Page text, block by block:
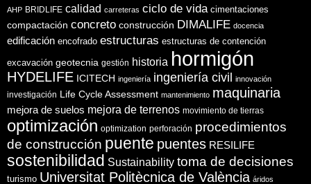
AHP BRIDLIFE calidad carreteras ciclo de vida cimentaciones
compactación concreto construcción DIMALIFE docencia
edificación encofrado estructuras estructuras de contención
excavación geotecnia gestión historia hormigón
HYDELIFE ICITECH ingeniería ingeniería civil innovación
investigación Life Cycle Assessment mantenimiento maquinaria
mejora de suelos mejora de terrenos movimiento de tierras
optimización optimization perforación procedimientos
de construcción puente puentes RESILIFE
sostenibilidad Sustainability toma de decisiones
turismo Universitat Politècnica de València áridos